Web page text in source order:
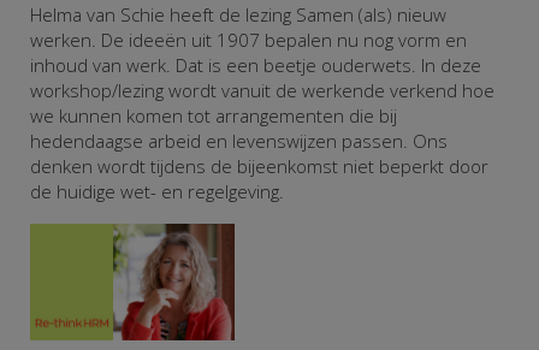
Helma van Schie heeft de lezing Samen (als) nieuw
werken. De ideeën uit 1907 bepalen nu nog vorm en
inhoud van werk. Dat is een beetje ouderwets. In deze
workshop/lezing wordt vanuit de werkende verkend hoe
we kunnen komen tot arrangementen die bij
hedendaagse arbeid en levenswijzen passen. Ons
denken wordt tijdens de bijeenkomst niet beperkt door
de huidige wet- en regelgeving.